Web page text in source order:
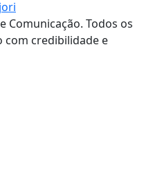
Comunicação. Todos os
credibilidade e